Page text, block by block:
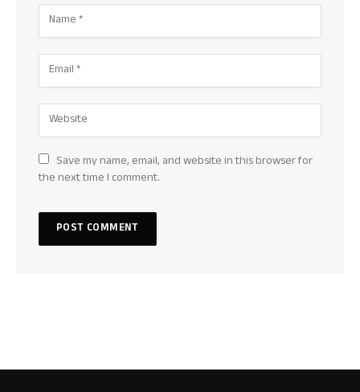
Save my name, email, and website in this browser for
the next time I comment.